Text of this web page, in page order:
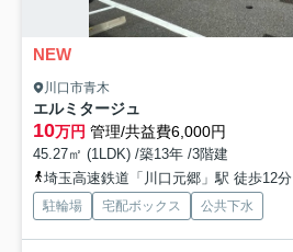
NEW
川口市青木
エルミタージュ
10万円 管理/共益費6,000円
45.27㎡ (1LDK) /築13年 /3階建
埼玉高速鉄道「川口元郷」駅 徒歩12分
駐輪場 宅配ボックス 公共下水